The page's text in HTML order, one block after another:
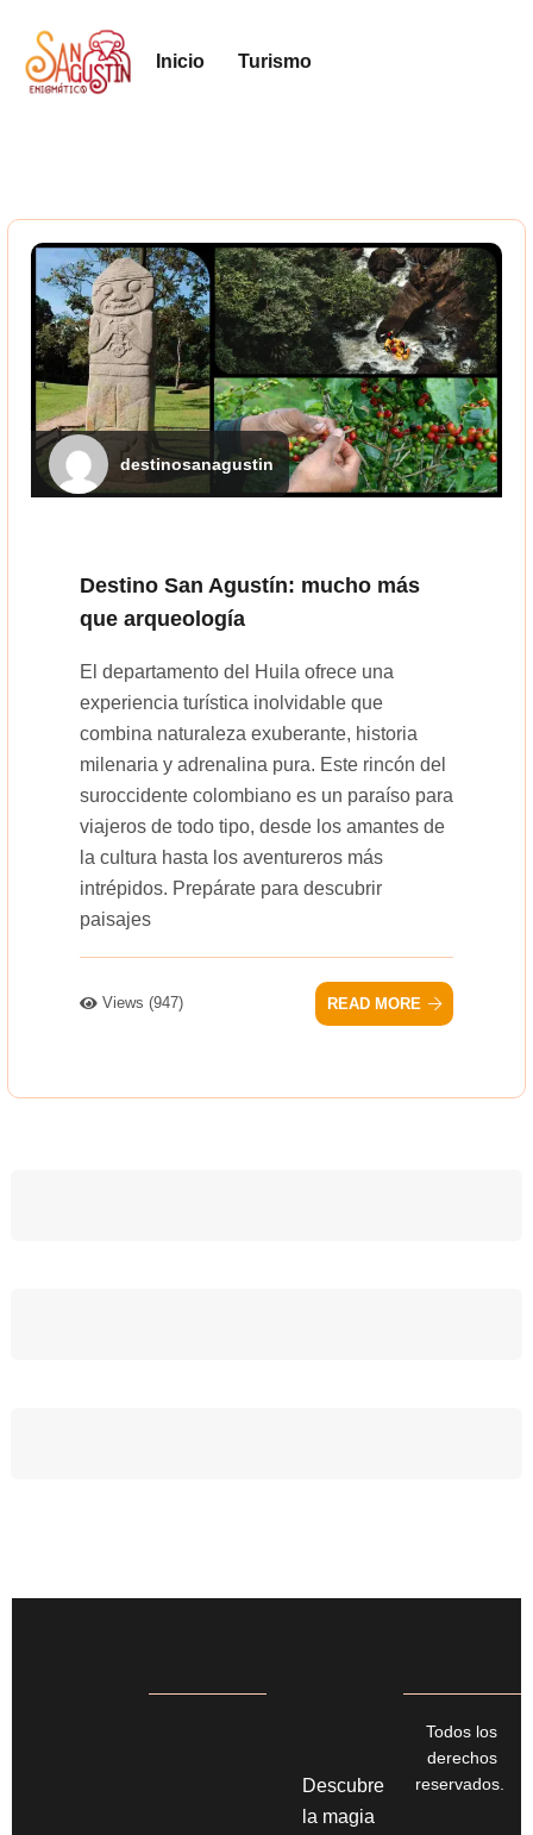
Inicio Turismo
destinosanagustin
Destino San Agustín: mucho más
que arqueología
El departamento del Huila ofrece una
experiencia turística inolvidable que
combina naturaleza exuberante, historia
milenaria y adrenalina pura. Este rincón del
suroccidente colombiano es un paraíso para
viajeros de todo tipo, desde los amantes de
la cultura hasta los aventureros más
intrépidos. Prepárate para descubrir
paisajes
Views (947) READ MORE
Descubre
la magia
Todos los
derechos
reservados.